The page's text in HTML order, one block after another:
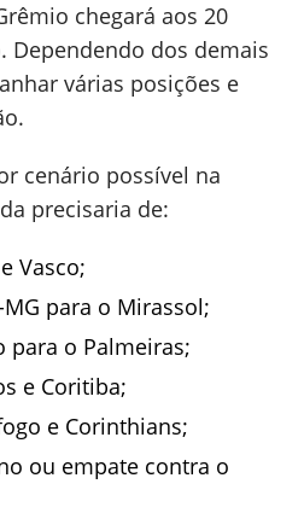
chegará aos 20
Dependendo dos demais
várias posições e
cenário possível na
precisaria de:
Vasco;
para o Mirassol;
para o Palmeiras;
e Coritiba;
e Corinthians;
ou empate contra o